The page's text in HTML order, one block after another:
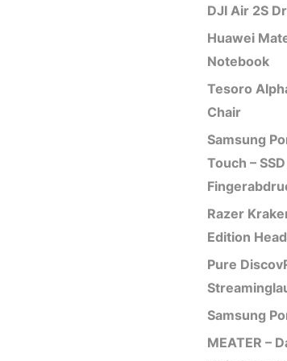
DJI Air 2S
Huawei
Notebook
Tesoro
Chair
Samsung
Touch –
Razer
Edition
Pure
Samsung
MEATER –